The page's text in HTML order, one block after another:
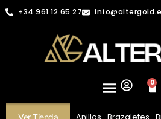
+34 961 12 65 27
0
Ver Tienda